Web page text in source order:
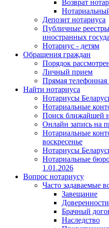
Возврат
Депозит нотариуса
Публичные
иностранных
Нотариус - детям
Обращения граждан
Порядок
Личный прием
Прямая
Найти нотариуса
Нотариусы
Нотариальные
Поиск ближайшей
Онлайн запись на
Нотариальные
воскресенье
Нотариусы
Нотариальные
1.01.2026
Вопрос нотариусу
Часто задаваемые
Завещание
Доверенности
Брачный
Наследство